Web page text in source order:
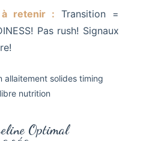
retenir : Transition =
Pas rush! Signaux
Optimal